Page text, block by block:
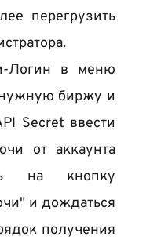
перегрузить
Логин в меню
биржу и
Secret ввести
от аккаунта
на кнопку
и дождаться
получения